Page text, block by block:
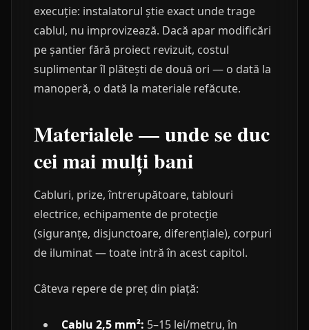
execuție: instalatorul știe exact unde trage
cablul, nu improvizează. Dacă apar modificări
pe șantier fără proiect revizuit, costul
suplimentar îl plătești de două ori — o dată la
manoperă, o dată la materiale refăcute.
Materialele — unde se duc
cei mai mulți bani
Cabluri, prize, întrerupătoare, tablouri
electrice, echipamente de protecție
(siguranțe, disjunctoare, diferențiale), corpuri
de iluminat — toate intră în acest capitol.
Câteva repere de preț din piață:
Cablu 2,5 mm²: 5–15 lei/metru, în